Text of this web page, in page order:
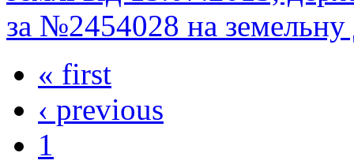
за №2454028 на
« first
‹ previous
1